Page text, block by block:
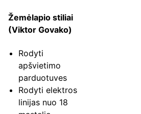
Žemėlapio stiliai
(Viktor Govako)
Rodyti
apšvietimo
parduotuves
Rodyti elektros
linijas nuo 18